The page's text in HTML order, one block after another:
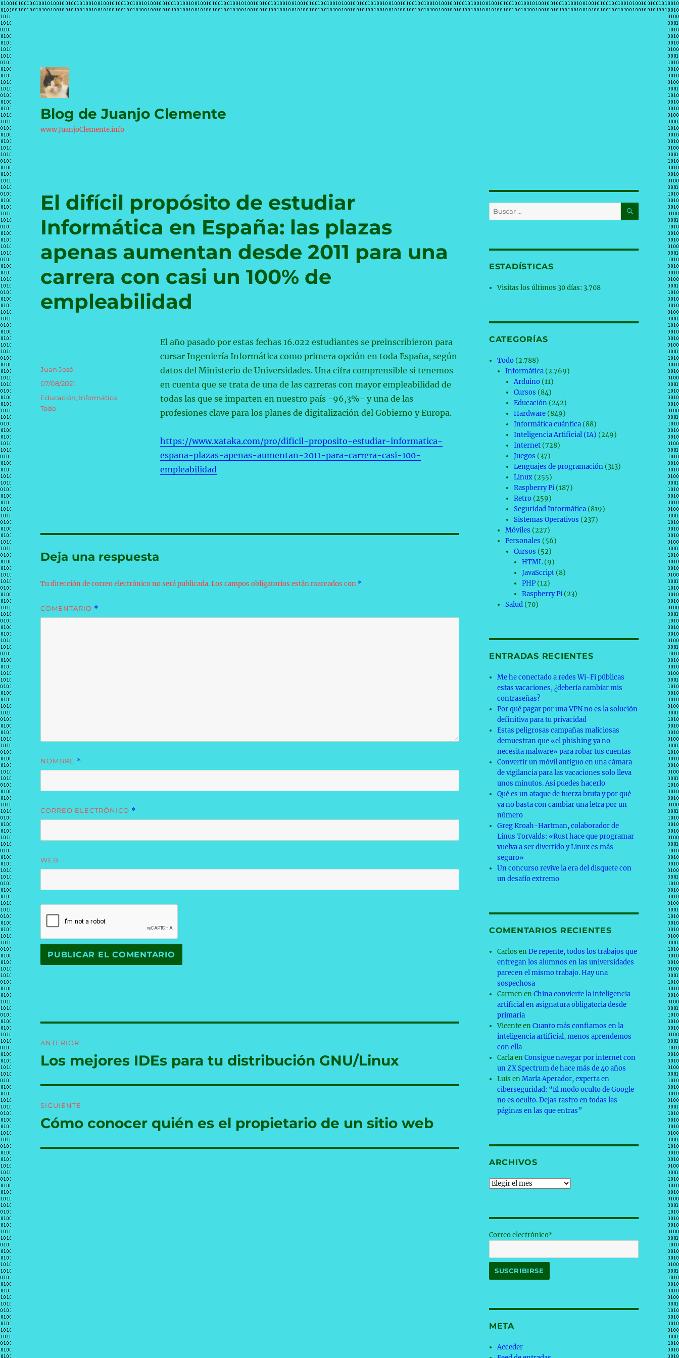
Blog de Juanjo Clemente
www.JuanjoClemente.info
El difícil propósito de estudiar
Informática en España: las plazas
apenas aumentan desde 2011 para una
carrera con casi un 100% de
empleabilidad
El año pasado por estas fechas 16.022 estudiantes se preinscribieron para
cursar Ingeniería Informática como primera opción en toda España, según
datos del Ministerio de Universidades. Una cifra comprensible si tenemos
en cuenta que se trata de una de las carreras con mayor empleabilidad de
todas las que se imparten en nuestro país -96,3%- y una de las
profesiones clave para los planes de digitalización del Gobierno y Europa.
https://www.xataka.com/pro/dificil-proposito-estudiar-informatica-
espana-plazas-apenas-aumentan-2011-para-carrera-casi-100-
empleabilidad
Autor
Juan José
Publicado
07/08/2021
Categorías
Educación, Informática,
Todo
Deja una respuesta
Tu dirección de correo electrónico no será publicada.Los campos obligatorios están marcados con *
COMENTARIO *
NOMBRE *
CORREO ELECTRÓNICO *
WEB
de
ANTERIOR
Entrada
Los mejores IDEs para tu distribución GNU/Linux
SIGUIENTE
Entrada
Cómo conocer quién es el propietario de un sitio web
Buscar
por:
BUSCAR
ESTADÍSTICAS
Visitas los últimos 30 días: 3.708
CATEGORÍAS
Todo (2.788)
Informática (2.769)
Arduino(11)
Cursos (84)
Educación(242)
Hardware(849)
Informática cuántica(88)
Inteligencia Artificial (IA) (249)
Internet(728)
Juegos (37)
Lenguajes de programación(313)
Linux(255)
Raspberry Pi(187)
Retro(259)
Seguridad Informática(819)
Sistemas Operativos (237)
Móviles (227)
Personales (56)
Cursos (52)
HTML(9)
JavaScript(8)
PHP(12)
Raspberry Pi(23)
Salud (70)
ENTRADAS RECIENTES
Me he conectado a redes Wi-Fi públicas
estas vacaciones, ¿debería cambiar mis
contraseñas?
Por qué pagar por una VPN no es la solución
definitiva para tu privacidad
Estas peligrosas campañas maliciosas
demuestran que «el phishing ya no
necesita malware» para robar tus cuentas
Convertir un móvil antiguo en una cámara
de vigilancia para las vacaciones solo lleva
unos minutos. Así puedes hacerlo
Qué es un ataque de fuerza bruta y por qué
ya no basta con cambiar una letra por un
número
Greg Kroah-Hartman, colaborador de
Linus Torvalds: «Rust hace que programar
vuelva a ser divertido y Linux es más
seguro»
Un concurso revive la era del disquete con
un desafío extremo
COMENTARIOS RECIENTES
Carlos enDe repente, todos los trabajos que
entregan los alumnos en las universidades
parecen el mismo trabajo. Hay una
sospechosa
CarmenenChina convierte la inteligencia
artificial en asignatura obligatoria desde
primaria
VicenteenCuanto más confiamos en la
inteligencia artificial, menos aprendemos
con ella
CarlaenConsigue navegar por internet con
un ZX Spectrum de hace más de 40 años
Luis enMaría Aperador, experta en
ciberseguridad: “El modo oculto de Google
no es oculto. Dejas rastro en todas las
páginas en las que entras”
ARCHIVOS
Archivos
Correo electrónico*
META
Acceder